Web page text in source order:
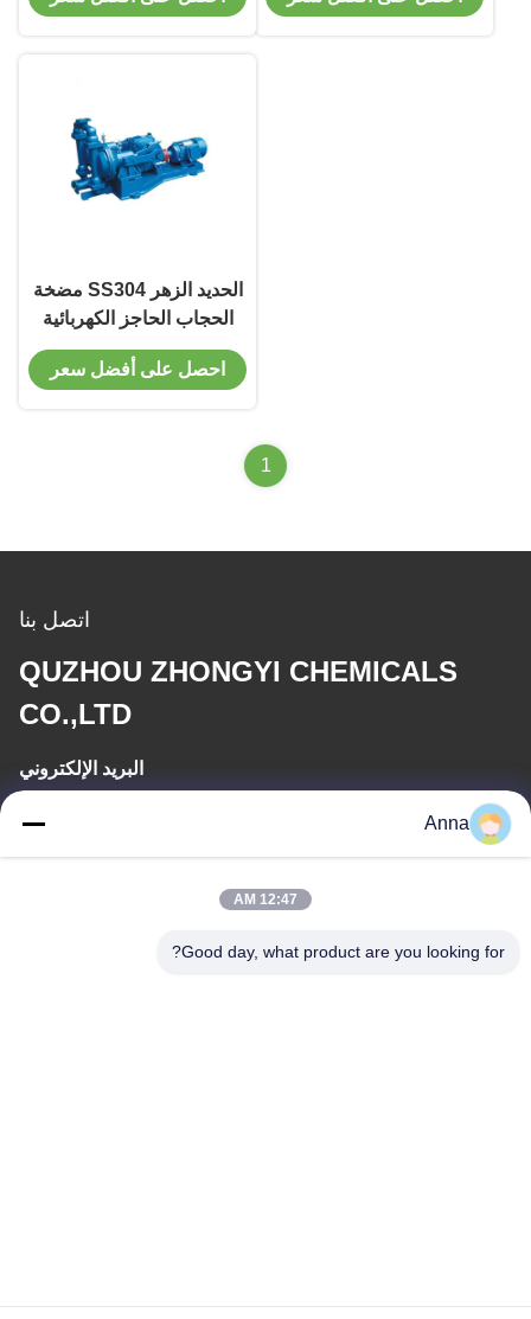
الحديد الزهر SS304 مضخة
الحجاب الحاجز الكهربائية
الضغط المنخفض 30M
الرأس
احصل على أفضل سعر
1
اتصل بنا
QUZHOU ZHONGYI CHEMICALS
CO.,LTD
البريد الإلكتروني
wfmbeide@163.com
Anna
12:47 AM
Good day, what product are you looking for?